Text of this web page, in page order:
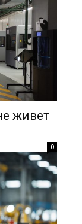
живет
0